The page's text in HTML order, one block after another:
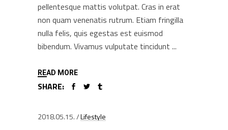
pellentesque mattis volutpat. Cras in erat
non quam venenatis rutrum. Etiam fringilla
nulla felis, quis egestas est euismod
bibendum. Vivamus vulputate tincidunt
READ MORE
SHARE:
2018.05.15. Lifestyle